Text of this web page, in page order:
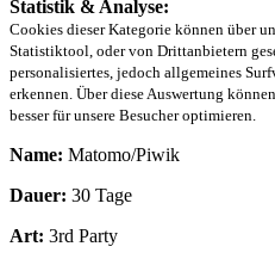
Statistik & Analyse:
Cookies dieser Kategorie können über
Statistiktool, oder von Drittanbietern
personalisiertes, jedoch allgemeines
erkennen. Über diese Auswertung
besser für unsere Besucher optimieren.
Name: Matomo/Piwik
Dauer: 30 Tage
Art: 3rd Party